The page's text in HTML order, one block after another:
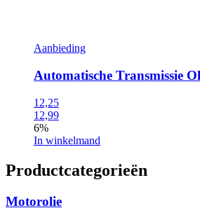
Aanbieding
Automatische Transmissie
12,25
12,99
6%
In winkelmand
Productcategorieën
Motorolie